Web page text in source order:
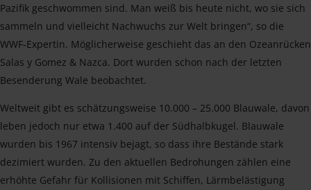
Pazifik geschwommen sind. Man weiß bis heute nicht, wo sie sich
sammeln und vielleicht Nachwuchs zur Welt bringen“, so die
WWF-Expertin. Möglicherweise geschieht das an den Ozeanrücken
Salas y Gomez & Nazca. Dort wurden schon nach der letzten
Besenderung Wale beobachtet.
Weltweit gibt es schätzungsweise 10.000 – 25.000 Blauwale, davon
leben jedoch nur etwa 1.400 auf der Südhalbkugel. Blauwale
wurden bis 1967 intensiv bejagt, so dass ihre Bestände stark
dezimiert wurden. Zu den aktuellen Bedrohungen zählen eine
erhöhte Gefahr für Kollisionen mit Schiffen, Lärmbelästigung